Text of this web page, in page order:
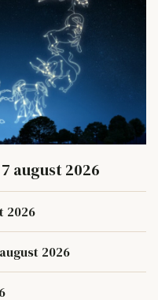
august 2026
2026
2026